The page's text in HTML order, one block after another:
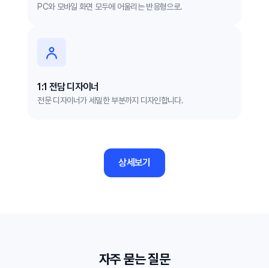
PC와 모바일 화면 모두에 어울리는 반응형으로.
1:1 전담 디자이너
전문 디자이너가 세밀한 부분까지 디자인합니다.
상세보기
자주 묻는 질문